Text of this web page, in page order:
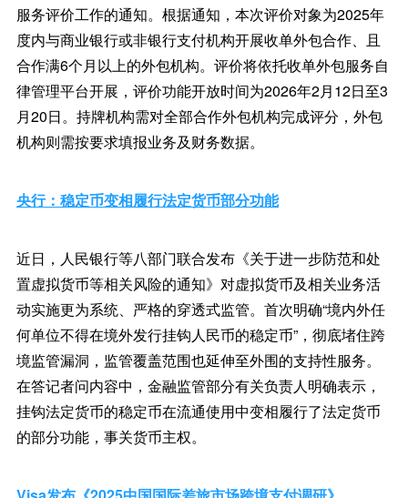
服务评价工作的通知。根据通知，本次评价对象为2025年
度内与商业银行或非银行支付机构开展收单外包合作、且
合作满6个月以上的外包机构。评价将依托收单外包服务自
律管理平台开展，评价功能开放时间为2026年2月12日至3
月20日。持牌机构需对全部合作外包机构完成评分，外包
机构则需按要求填报业务及财务数据。
央行：稳定币变相履行法定货币部分功能
近日，人民银行等八部门联合发布《关于进一步防范和处
置虚拟货币等相关风险的通知》对虚拟货币及相关业务活
动实施更为系统、严格的穿透式监管。首次明确“境内外任
何单位不得在境外发行挂钩人民币的稳定币”，彻底堵住跨
境监管漏洞，监管覆盖范围也延伸至外围的支持性服务。
在答记者问内容中，金融监管部分有关负责人明确表示，
挂钩法定货币的稳定币在流通使用中变相履行了法定货币
的部分功能，事关货币主权。